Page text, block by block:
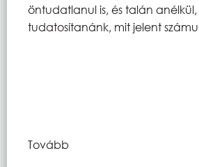
öntudatlanul is, és talán
tudatosítanánk, mit jelent
Tovább